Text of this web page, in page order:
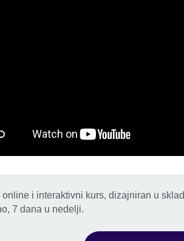
online i interaktivni kurs, dizajniran u
7 dana u nedelji.